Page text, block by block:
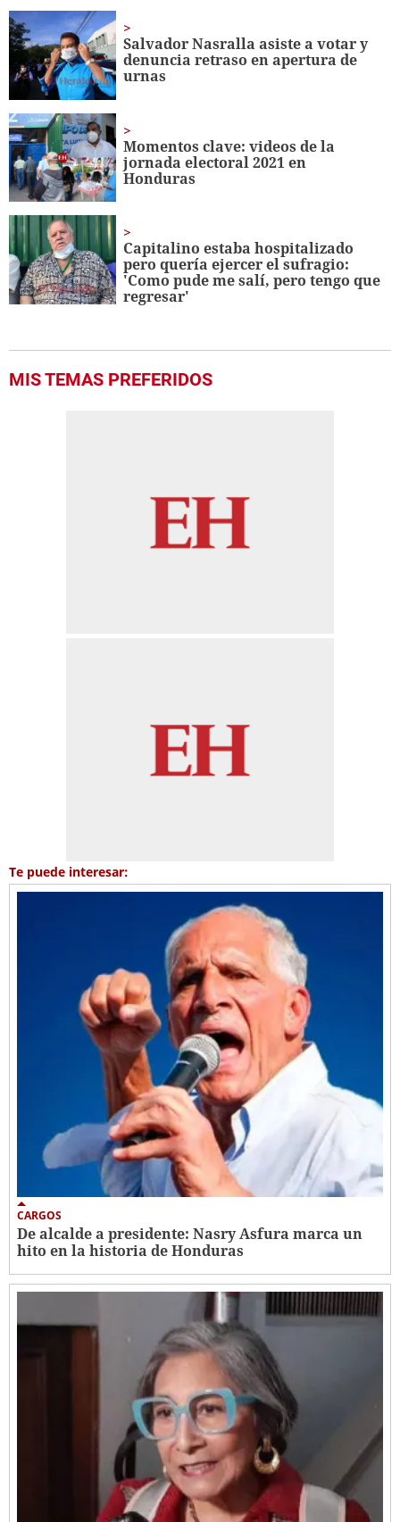
1
minute,
56
seconds
Salvador Nasralla asiste a votar y
denuncia retraso en apertura de
urnas
Momentos clave: videos de la
jornada electoral 2021 en
Honduras
Capitalino estaba hospitalizado
pero quería ejercer el sufragio:
'Como pude me salí, pero tengo que
regresar'
MIS TEMAS PREFERIDOS
Te puede interesar:
CARGOS
De alcalde a presidente: Nasry Asfura marca un
hito en la historia de Honduras